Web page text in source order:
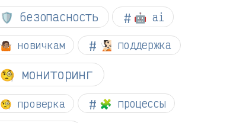
🛡️ безопасность 🤖 ai
🤷🏽 новичкам 🧏🏻 поддержка
🧐 мониторинг
🧐 проверка 🧩 процессы